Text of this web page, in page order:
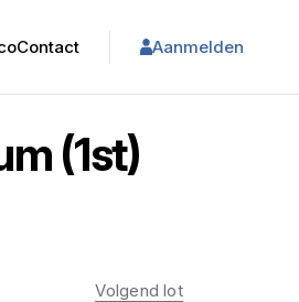
Contact Aanmelden
(1st)
Volgend lot